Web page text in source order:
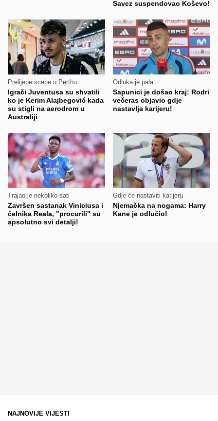
Savez suspendovao Koševo!
Prelijepe scene u Perthu
Igrači Juventusa su shvatili
ko je Kerim Alajbegović kada
su stigli na aerodrom u
Australiji
Odluka je pala
Sapunici je došao kraj: Rodri
večeras objavio gdje
nastavlja karijeru!
Trajao je nekoliko sati
Završen sastanak Viniciusa i
čelnika Reala, "procurili" su
apsolutno svi detalji!
Gdje će nastaviti karijeru
Njemačka na nogama: Harry
Kane je odlučio!
NAJNOVIJE VIJESTI